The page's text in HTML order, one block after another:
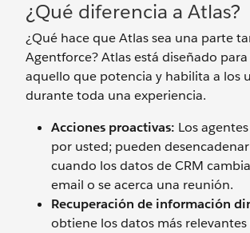
¿Qué diferencia a Atlas?
¿Qué hace que Atlas sea una parte
Agentforce? Atlas está diseñado
aquello que potencia y habilita a los
durante toda una experiencia.
Acciones proactivas: Los
por usted; pueden
cuando los datos de CRM
email o se acerca una reunión.
Recuperación de información
obtiene los datos más